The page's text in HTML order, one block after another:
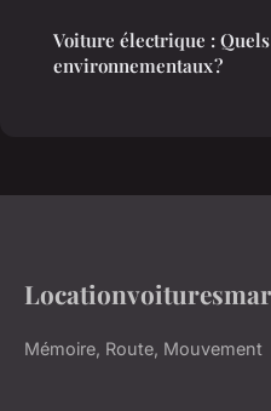
Voiture électrique :
environnementaux ?
Mémoire, Route, Mouvement